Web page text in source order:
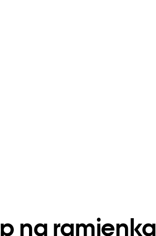
na ramienka